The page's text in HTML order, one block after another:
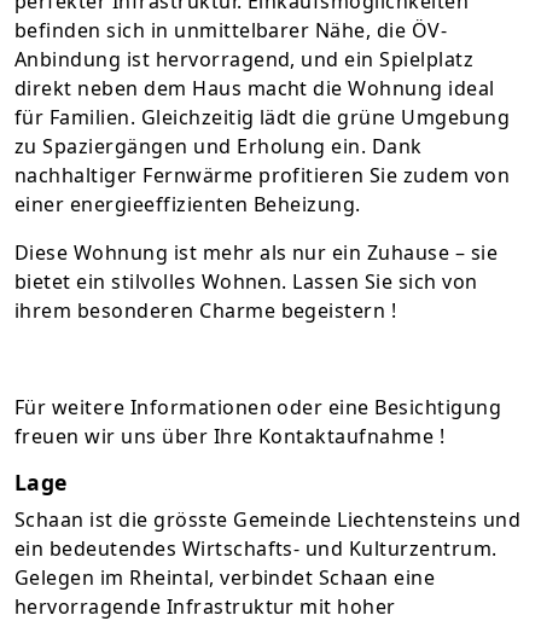
befinden sich in unmittelbarer Nähe, die ÖV-
Anbindung ist hervorragend, und ein Spielplatz
direkt neben dem Haus macht die Wohnung ideal
für Familien. Gleichzeitig lädt die grüne Umgebung
zu Spaziergängen und Erholung ein. Dank
nachhaltiger Fernwärme profitieren Sie zudem von
einer energieeffizienten Beheizung.
Diese Wohnung ist mehr als nur ein Zuhause – sie
bietet ein stilvolles Wohnen. Lassen Sie sich von
ihrem besonderen Charme begeistern !
Für weitere Informationen oder eine Besichtigung
freuen wir uns über Ihre Kontaktaufnahme !
Lage
Schaan ist die grösste Gemeinde Liechtensteins und
ein bedeutendes Wirtschafts- und Kulturzentrum.
Gelegen im Rheintal, verbindet Schaan eine
hervorragende Infrastruktur mit hoher